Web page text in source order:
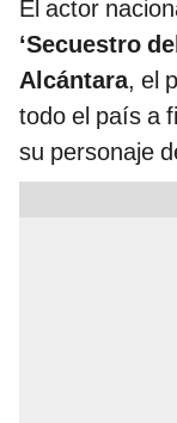
El actor
‘Secuestro
Alcántara, el
todo el país a
su personaje